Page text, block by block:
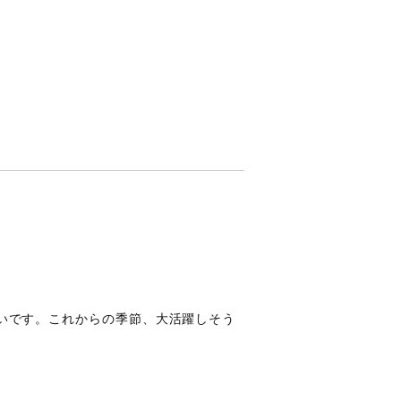
す。これからの季節、大活躍しそう